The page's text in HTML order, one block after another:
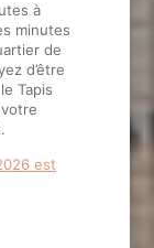
à
minutes
de
d’être
Tapis
est